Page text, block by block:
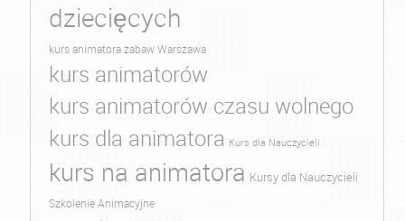
dziecięcych
kurs animatora zabaw Warszawa
kurs animatorów
kurs animatorów czasu wolnego
kurs dla animatora Kurs dla Nauczycieli
kurs na animatora Kursy dla Nauczycieli
Szkolenie Animacyjne